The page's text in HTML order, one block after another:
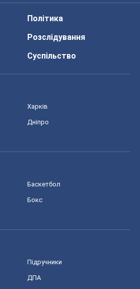
Політика
Розслідування
Суспільство
Харків
Дніпро
Баскетбол
Бокс
Підручники
ДПА